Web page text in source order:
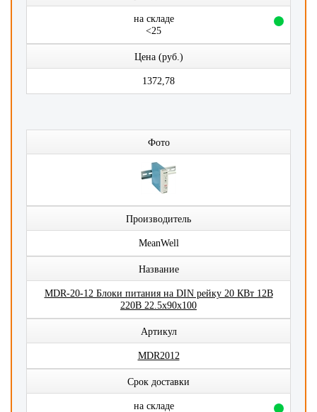
на складе
<25
Цена (руб.)
1372,78
Фото
Производитель
MeanWell
Название
MDR-20-12 Блоки питания на DIN рейку 20 КВт 12В
220В 22.5x90x100
Артикул
MDR2012
Срок доставки
на складе